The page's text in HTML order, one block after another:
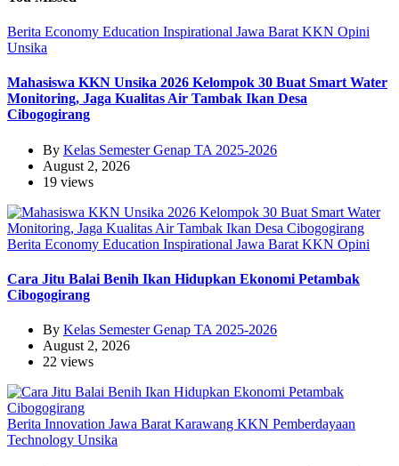
Berita Economy Education Inspirational Jawa Barat KKN Opini
Unsika
Mahasiswa KKN Unsika 2026 Kelompok 30 Buat Smart Water
Monitoring, Jaga Kualitas Air Tambak Ikan Desa
Cibogogirang
By Kelas Semester Genap TA 2025-2026
August 2, 2026
19 views
Berita Economy Education Inspirational Jawa Barat KKN Opini
Cara Jitu Balai Benih Ikan Hidupkan Ekonomi Petambak
Cibogogirang
By Kelas Semester Genap TA 2025-2026
August 2, 2026
22 views
Berita Innovation Jawa Barat Karawang KKN Pemberdayaan
Technology Unsika